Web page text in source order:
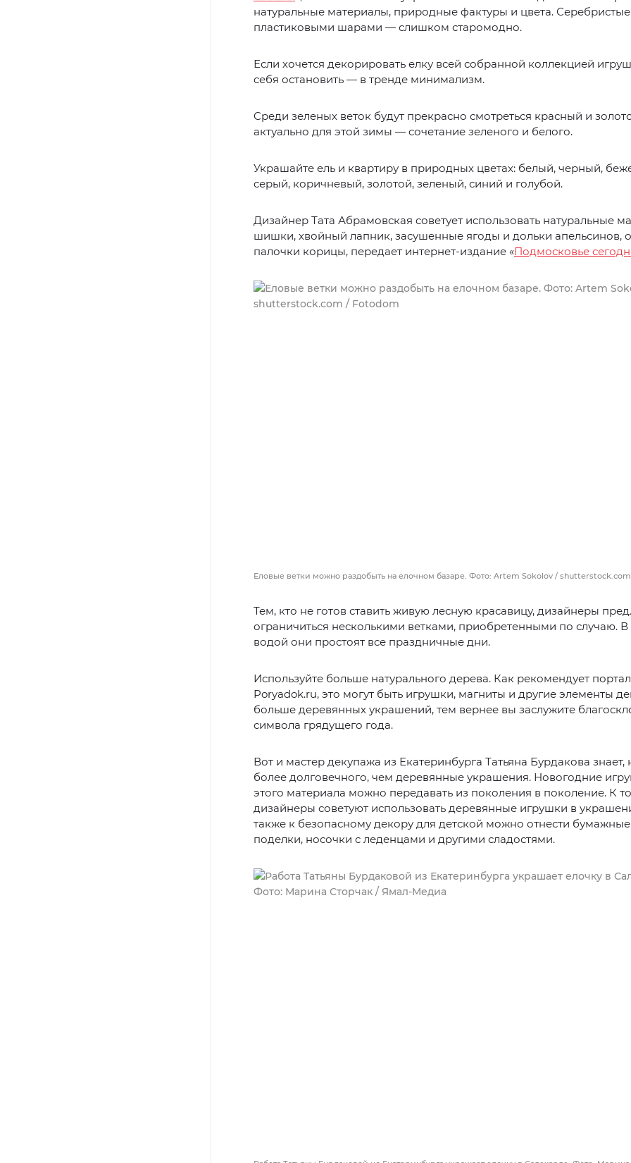
натуральные материалы, природные фактуры и цвета. Серебристые
пластиковыми шарами — слишком старомодно.
Если хочется декорировать елку всей собранной коллекцией
себя остановить — в тренде минимализм.
Среди зеленых веток будут прекрасно смотреться красный и
актуально для этой зимы — сочетание зеленого и белого.
Украшайте ель и квартиру в природных цветах: белый, черный,
серый, коричневый, золотой, зеленый, синий и голубой.
Дизайнер Тата Абрамовская советует использовать натуральные
шишки, хвойный лапник, засушенные ягоды и дольки апельсинов,
палочки корицы, передает интернет-издание «Подмосковье
Еловые ветки можно раздобыть на елочном базаре. Фото: Artem Sokolov /
Тем, кто не готов ставить живую лесную красавицу, дизайнеры
ограничиться несколькими ветками, приобретенными по случаю. В
водой они простоят все праздничные дни.
Используйте больше натурального дерева. Как рекомендует портал
Poryadok.ru, это могут быть игрушки, магниты и другие элементы
больше деревянных украшений, тем вернее вы заслужите
символа грядущего года.
Вот и мастер декупажа из Екатеринбурга Татьяна Бурдакова знает,
более долговечного, чем деревянные украшения. Новогодние
этого материала можно передавать из поколения в поколение. К
дизайнеры советуют использовать деревянные игрушки в
также к безопасному декору для детской можно отнести
поделки, носочки с леденцами и другими сладостями.